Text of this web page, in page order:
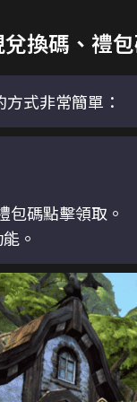
換碼、禮
式非常簡單：
包碼點擊領取。
。